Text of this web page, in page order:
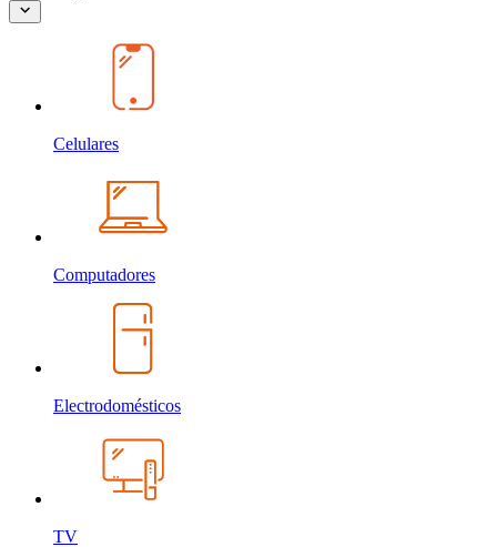
Celulares
Computadores
Electrodomésticos
TV